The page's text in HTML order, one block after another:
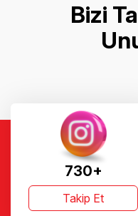
Bizi
730+
Takip Et